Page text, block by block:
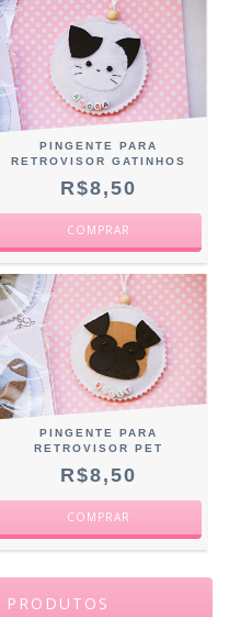
PINGENTE PARA
RETROVISOR GATINHOS
R$8,50
COMPRAR
PINGENTE PARA
RETROVISOR PET
R$8,50
COMPRAR